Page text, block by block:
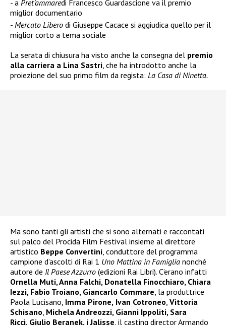
a Pret’ammaredi Francesco Guardascione va il premio
miglior documentario
Mercato Libero di Giuseppe Cacace si aggiudica quello per il
miglior corto a tema sociale
La serata di chiusura ha visto anche la consegna del premio
alla carriera a Lina Sastri , che ha introdotto anche la
proiezione del suo primo film da regista: La Casa di Ninetta.
Ma sono tanti gli artisti che si sono alternati e raccontati
sul palco del Procida Film Festival insieme al direttore
artistico Beppe Convertini , conduttore del programma
campione d’ascolti di Rai 1 Uno Mattina in Famiglia nonché
autore de Il Paese Azzurro (edizioni Rai Libri). C’erano infatti
Ornella Muti, Anna Falchi, Donatella Finocchiaro, Chiara
Iezzi, Fabio Troiano, Giancarlo Commare , la produttrice
Paola Lucisano, Imma Pirone, Ivan Cotroneo Vittoria
Schisano Michela Andreozzi, Gianni Ippoliti, Sara
Ricci, Giulio Beranek, i Jalisse , il casting director Armando